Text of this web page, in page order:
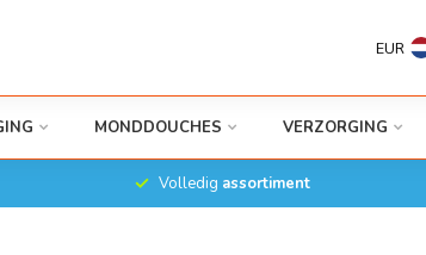
EUR
MONDDOUCHES VERZORGING
Volledig assortiment